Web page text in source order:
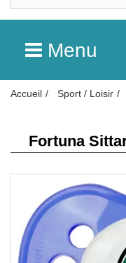
Menu
Accueil Sport / Loisir
Fortuna